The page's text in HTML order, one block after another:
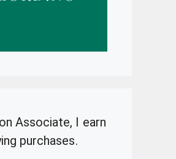
Associate, I earn
purchases.